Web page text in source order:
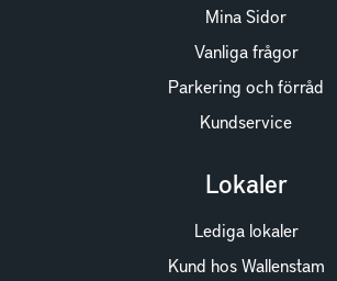
Mina Sidor
Vanliga frågor
Parkering och förråd
Kundservice
Lokaler
Lediga lokaler
Kund hos Wallenstam